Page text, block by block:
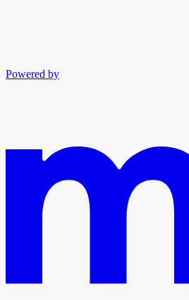
Powered by